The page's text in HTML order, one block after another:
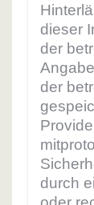
dieser
der
der
durch